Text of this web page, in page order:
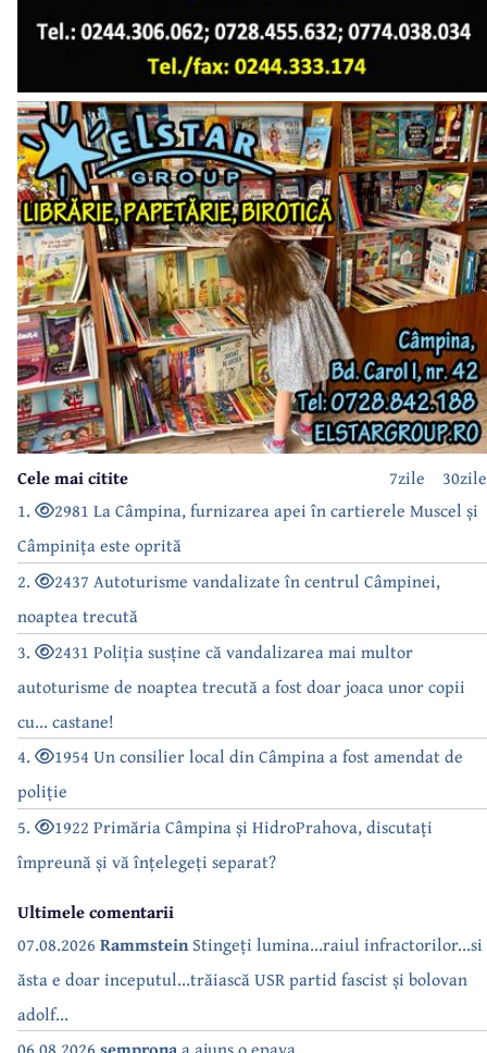
30zile
7zile
Cele mai citite
1.
2981 La Câmpina, furnizarea apei în cartierele Muscel și
Câmpinița este oprită
2.
2437 Autoturisme vandalizate în centrul Câmpinei,
noaptea trecută
3.
2431 Poliția susține că vandalizarea mai multor
autoturisme de noaptea trecută a fost doar joaca unor copii
cu... castane!
4.
1954 Un consilier local din Câmpina a fost amendat de
poliție
5.
1922 Primăria Câmpina și HidroPrahova, discutați
împreună și vă înțelegeți separat?
Ultimele comentarii
07.08.2026 RammsteinStingeți lumina...raiul infractorilor...si
ăsta e doar inceputul...trăiască USR partid fascist și bolovan
adolf...